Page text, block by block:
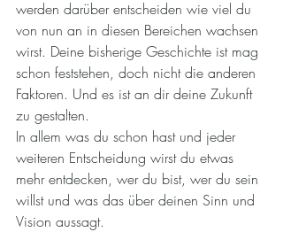
werden darüber entscheiden wie viel du
von nun an in diesen Bereichen wachsen
wirst. Deine bisherige Geschichte ist mag
schon feststehen, doch nicht die anderen
Faktoren. Und es ist an dir deine Zukunft
zu gestalten.
In allem was du schon hast und jeder
weiteren Entscheidung wirst du etwas
mehr entdecken, wer du bist, wer du sein
willst und was das über deinen Sinn und
Vision aussagt.